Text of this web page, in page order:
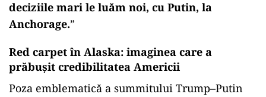
deciziile mari le luăm noi, cu Putin, la
Anchorage.”
Red carpet în Alaska: imaginea care a
prăbușit credibilitatea Americii
Poza emblematică a summitului Trump–Putin